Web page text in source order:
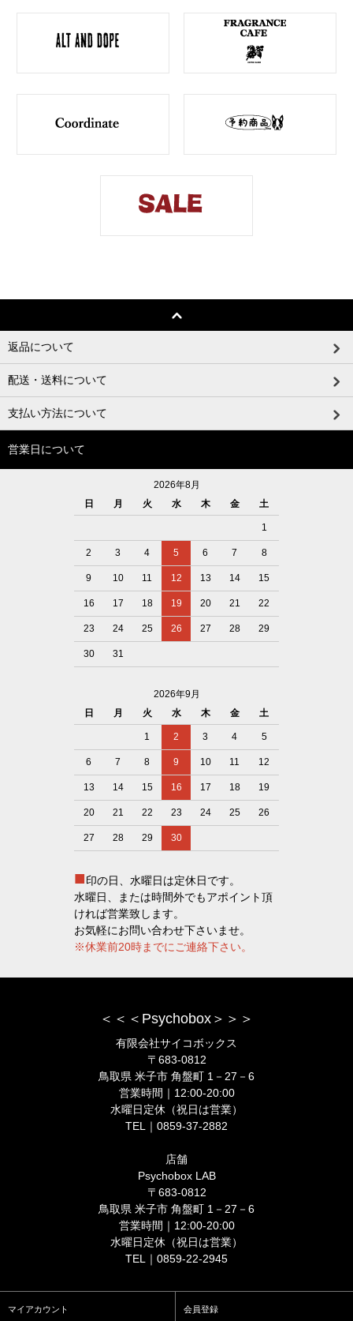
返品について
配送・送料について
支払い方法について
営業日について
2026年8月
日
月 火 水 木 金 土
1
2 3 4 5 6 7 8
9 10 11 12 13 14 15
16 17 18 19 20 21 22
23 24 25 26 27 28 29
30 31
2026年9月
日
月 火 水 木 金 土
1 2 3 4 5
6 7 8 9 10 11 12
13 14 15 16 17 18 19
20 21 22 23 24 25 26
27 28 29 30
■印の日、水曜日は定休日です。
水曜日、または時間外でもアポイント頂
ければ営業致します。
お気軽にお問い合わせ下さいませ。
※休業前20時までにご連絡下さい。
＜＜＜Psychobox＞＞＞
有限会社サイコボックス
〒683-0812
鳥取県 米子市 角盤町 1－27－6
営業時間｜12:00-20:00
水曜日定休（祝日は営業）
TEL｜0859-37-2882
店舗
Psychobox LAB
〒683-0812
鳥取県 米子市 角盤町 1－27－6
営業時間｜12:00-20:00
水曜日定休（祝日は営業）
TEL｜0859-22-2945
マイアカウント 会員登録